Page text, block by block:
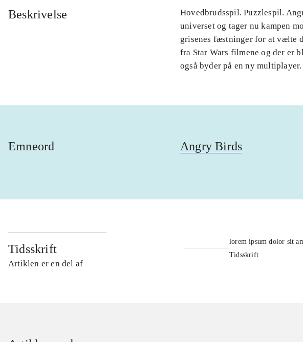
Beskrivelse
Hovedbrudsspil. Puzzlespil.
universet og tager nu kampen
grisenes fæstninger for at vælte
fra Star Wars filmene og der er
også byder på en ny multiplayer.
Emneord Angry Birds
Tidsskrift
Artiklen er en del af
lorem ipsum dolor sit
Tidsskrift